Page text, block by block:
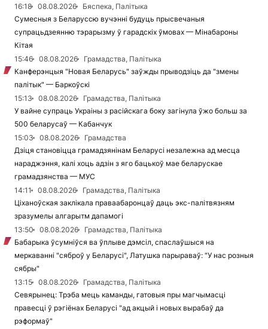
16:18
08.08.2026
Бяспека, Палітыка
Сумесныя з Беларуссю вучэнні будуць прысвечаныя
супрацьдзеянню тэрарызму ў гарадскіх ўмовах — Мінабароны
Кітая
15:46
08.08.2026
Грамадства, Палітыка
Канферэнцыя "Новая Беларусь" заўжды прыводзіць да "змены
палітык" — Баркоўскі
15:13
08.08.2026
Грамадства, Палітыка
У вайне супраць Украіны з расійскага боку загінула ўжо больш за
500 беларусаў — Кабанчук
15:03
08.08.2026
Грамадства
Дзіця становіцца грамадзянінам Беларусі незалежна ад месца
нараджэння, калі хоць адзін з яго бацькоў мае беларускае
грамадзянства — МУС
14:11
08.08.2026
Грамадства, Палітыка
Ціханоўская заклікала праваабаронцаў даць экс-палітвязням
зразумелы алгарытм дапамогі
13:50
08.08.2026
Грамадства, Палітыка
Бабарыка ўсумніўся ва ўплыве дэмсіл, спаслаўшыся на
меркаванні "сяброў у Беларусі", Латушка парыраваў: "У нас розныя
сябры"
13:15
08.08.2026
Грамадства, Палітыка
Севярынец: Трэба мець каманды, гатовыя пры магчымасці
правесці ў рэгіёнах Беларусі "ад акцый і новых вырабаў да
рэформаў"